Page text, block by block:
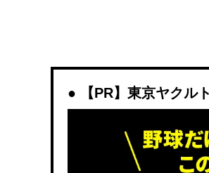
【PR】東京ヤクル